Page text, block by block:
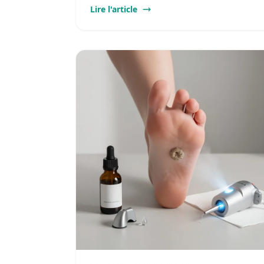
Lire l'article